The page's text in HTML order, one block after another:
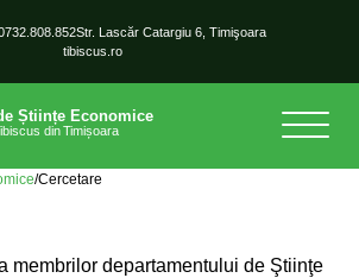
Str. Lascăr Catargiu 6, Timişoara
tibiscus.ro
/Cercetare
membrilor departamentului de Ştiinţe